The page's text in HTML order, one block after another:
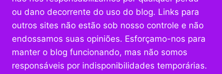
ou dano decorrente do uso do blog. Links para
outros sites não estão sob nosso controle e não
endossamos suas opiniões. Esforçamo-nos para
manter o blog funcionando, mas não somos
responsáveis por indisponibilidades temporárias.